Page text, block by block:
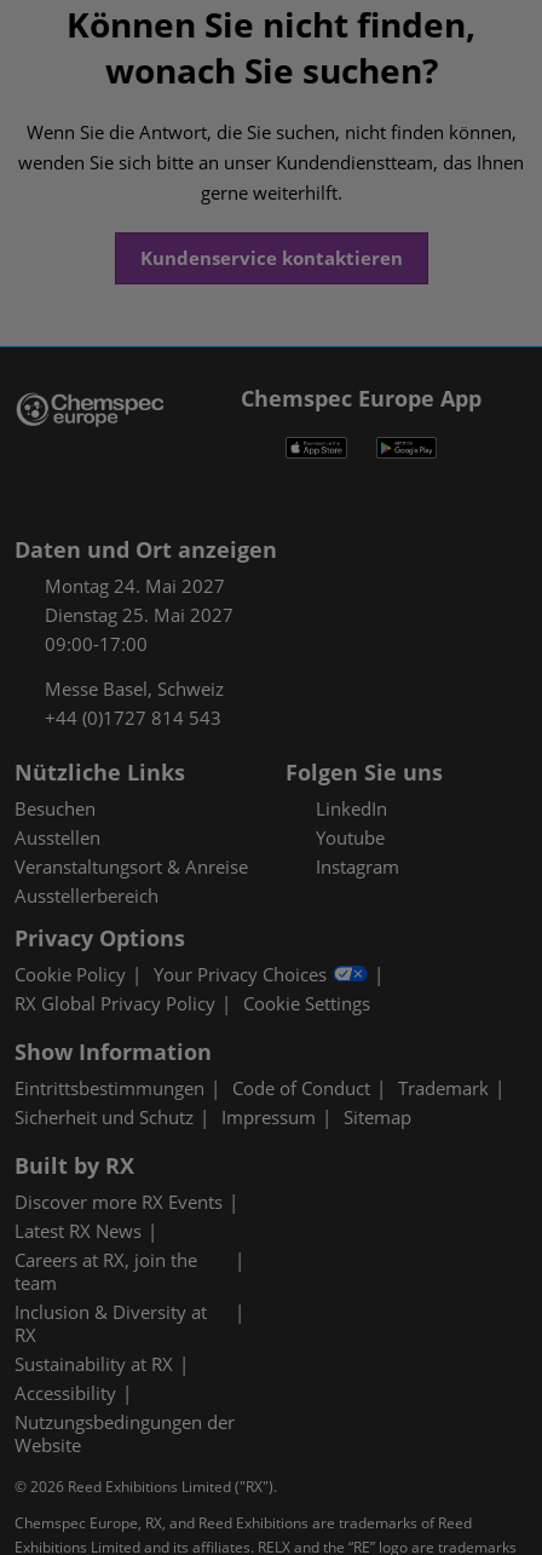
Können Sie nicht finden,
wonach Sie suchen?
Wenn Sie die Antwort, die Sie suchen, nicht finden können,
wenden Sie sich bitte an unser Kundendienstteam, das Ihnen
gerne weiterhilft.
Kundenservice kontaktieren
Chemspec Europe App
Daten und Ort anzeigen
Montag 24. Mai 2027
Dienstag 25. Mai 2027
09:00-17:00
Messe Basel, Schweiz
+44 (0)1727 814 543
Nützliche Links
Besuchen
Ausstellen
Veranstaltungsort & Anreise
Ausstellerbereich
Folgen Sie uns
LinkedIn
Youtube
Instagram
Privacy Options
Cookie Policy
Your Privacy Choices
RX Global Privacy Policy
Cookie Settings
Show Information
Eintrittsbestimmungen Code of Conduct
Trademark
Sicherheit und Schutz
Impressum Sitemap
Built by RX
Discover more RX Events
Latest RX News
Careers at RX, join the
team
Inclusion & Diversity at
RX
Sustainability at RX
Accessibility
Nutzungsbedingungen der
Website
© 2026 Reed Exhibitions Limited ("RX").
Chemspec Europe, RX, and Reed Exhibitions are trademarks of Reed
Exhibitions Limited and its affiliates. RELX and the “RE” logo are trademarks